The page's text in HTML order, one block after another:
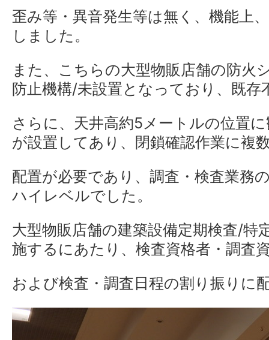
歪み等・異音発生等は無く、機能上
しました。
また、こちらの大型物販店舗の防火
防止機構/未設置となっており、既存
さらに、天井高約5メートルの位置
が設置してあり、閉鎖確認作業に複
配置が必要であり、調査・検査業務
ハイレベルでした。
大型物販店舗の建築設備定期検査/特
施するにあたり、検査資格者・調査
および検査・調査日程の割り振りに